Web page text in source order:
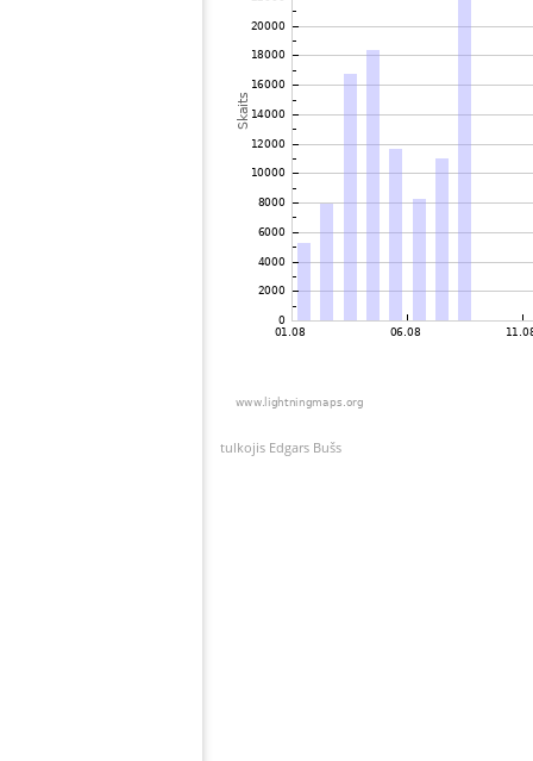
tulkojis Edgars Bušs